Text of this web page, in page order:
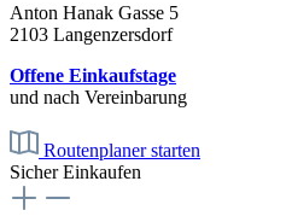
Anton Hanak Gasse 5
2103 Langenzersdorf
Offene Einkaufstage
und nach Vereinbarung
Routenplaner starten
Sicher Einkaufen